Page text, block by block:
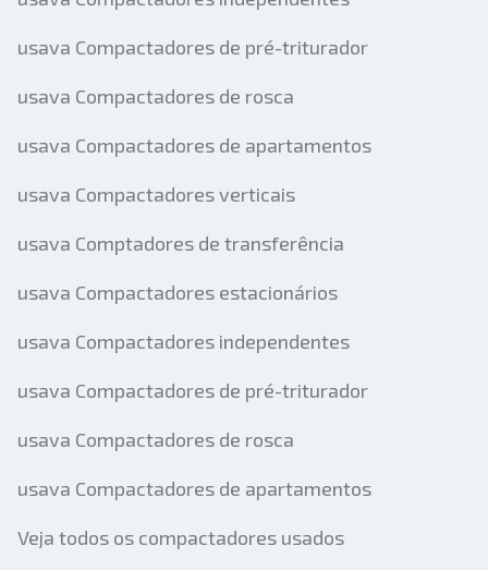
usava Compactadores de pré-triturador
usava Compactadores de rosca
usava Compactadores de apartamentos
usava Compactadores verticais
usava Comptadores de transferência
usava Compactadores estacionários
usava Compactadores independentes
usava Compactadores de pré-triturador
usava Compactadores de rosca
usava Compactadores de apartamentos
Veja todos os compactadores usados